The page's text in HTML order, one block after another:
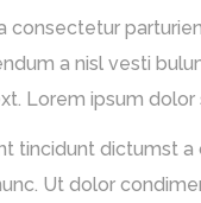
consectetur
a nisl vesti
Lorem ipsum
tincidunt dictumst
Ut dolor